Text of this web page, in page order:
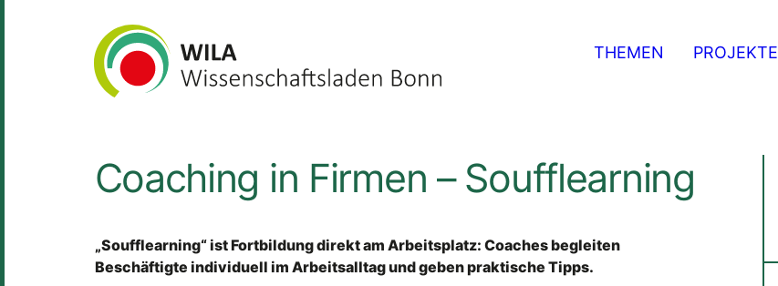
THEMEN PROJEKTE
Coaching in Firmen – Soufflearning
„Soufflearning“ ist Fortbildung direkt am Arbeitsplatz: Coaches begleiten
Beschäftigte individuell im Arbeitsalltag und geben praktische Tipps.